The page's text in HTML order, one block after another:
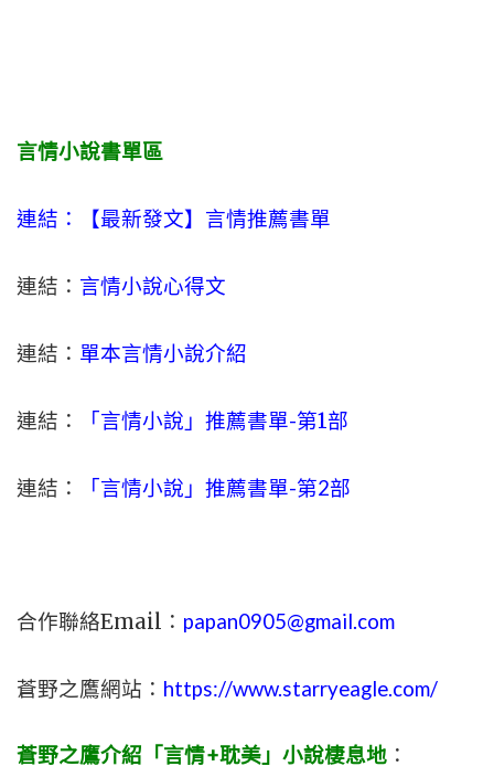
言情小說書單區
連結：【最新發文】 言情推薦書單
連結： 言情小說心得文
連結： 單本言情小說介紹
連結： 「言情小說」推薦書單-第1部
連結： 「言情小說」推薦書單-第2部
合作聯絡Email： papan0905@gmail.com
蒼野之鷹網站： https://www.starryeagle.com/
蒼野之鷹介紹「言情+耽美」小說棲息地 ：